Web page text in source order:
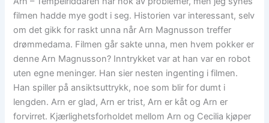
filmen hadde mye godt i seg. Historien var interessant, selv
om det gikk for raskt unna når Arn Magnusson treffer
drømmedama. Filmen går sakte unna, men hvem pokker er
denne Arn Magnusson? Inntrykket var at han var en robot
uten egne meninger. Han sier nesten ingenting i filmen.
Han spiller på ansiktsuttrykk, noe som blir for dumt i
lengden. Arn er glad, Arn er trist, Arn er kåt og Arn er
forvirret. Kjærlighetsforholdet mellom Arn og Cecilia kjøper